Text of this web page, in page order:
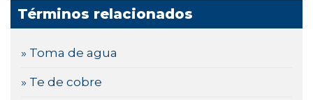
Términos relacionados
» Toma de agua
» Te de cobre